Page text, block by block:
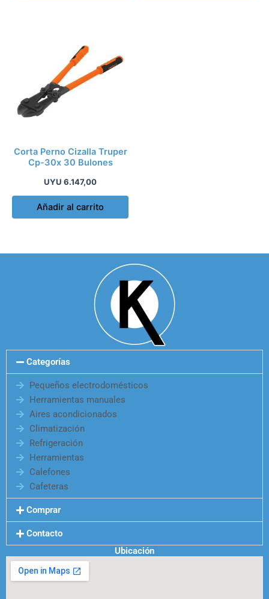
Corta Perno Cizalla Truper
Cp-30x 30 Bulones
UYU 6.147,00
Añadir al carrito
Categorías
Pequeños electrodomésticos
Herramientas manuales
Aires acondicionados
Climatización
Refrigeración
Herramientas
Calefones
Cafeteras
Comprar
Contacto
Ubicación